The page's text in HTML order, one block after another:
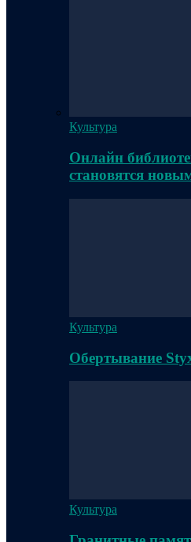
Культура
Онлайн
становятся
Культура
Обертывание
Культура